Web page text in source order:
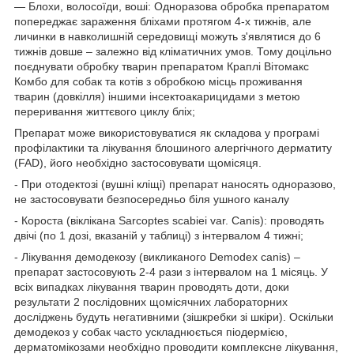
― Блохи, волосоїди, воші: Одноразова обробка препаратом
попереджає зараження бліхами протягом 4-х тижнів, але
личинки в навколишній середовищі можуть з'являтися до 6
тижнів довше – залежно від кліматичних умов. Тому доцільно
поєднувати обробку тварин препаратом Краплі Вітомакс
Комбо для собак та котів з обробкою місць проживання
тварин (довкілля) іншими інсектоакарицидами з метою
переривання життєвого циклу бліх;
Препарат може використовуватися як складова у програмі
профілактики та лікування блошиного алергічного дерматиту
(FAD), його необхідно застосовувати щомісяця.
- При отодектозі (вушні кліщі) препарат наносять одноразово,
не застосовувати безпосередньо біля ушного каналу
- Короста (віклікана Sarcoptes scabiei var. Canis): проводять
двічі (по 1 дозі, вказаній у таблиці) з інтервалом 4 тижні;
- Лікування демодекозу (викликаного Demodex canis) –
препарат застосовують 2-4 рази з інтервалом на 1 місяць. У
всіх випадках лікування тварин проводять доти, доки
результати 2 послідовних щомісячних лабораторних
досліджень будуть негативними (зішкребки зі шкіри). Оскільки
демодекоз у собак часто ускладнюється піодермією,
дерматомікозами необхідно проводити комплексне лікування,